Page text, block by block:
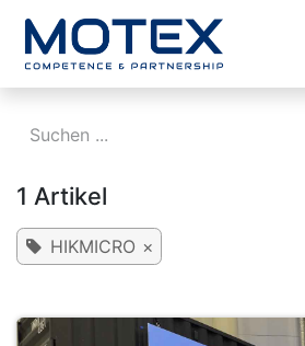
1 Artikel
HIKMICRO ×